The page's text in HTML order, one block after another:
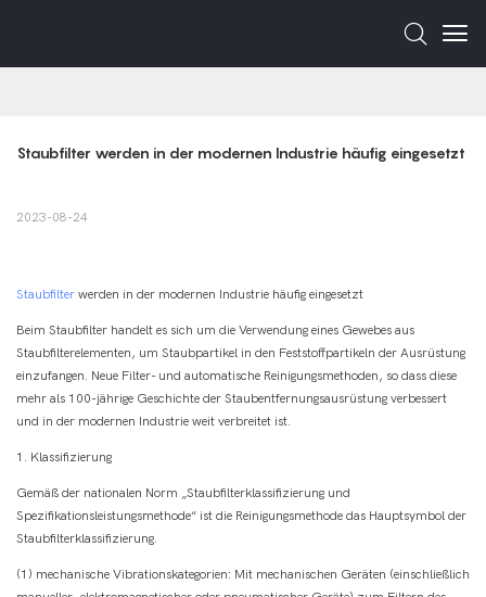
Staubfilter werden in der modernen Industrie häufig eingesetzt
2023-08-24
Staubfilter werden in der modernen Industrie häufig eingesetzt
Beim Staubfilter handelt es sich um die Verwendung eines Gewebes aus
Staubfilterelementen, um Staubpartikel in den Feststoffpartikeln der Ausrüstung
einzufangen. Neue Filter- und automatische Reinigungsmethoden, so dass diese
mehr als 100-jährige Geschichte der Staubentfernungsausrüstung verbessert
und in der modernen Industrie weit verbreitet ist.
1. Klassifizierung
Gemäß der nationalen Norm „Staubfilterklassifizierung und
Spezifikationsleistungsmethode“ ist die Reinigungsmethode das Hauptsymbol der
Staubfilterklassifizierung.
(1) mechanische Vibrationskategorien: Mit mechanischen Geräten (einschließlich